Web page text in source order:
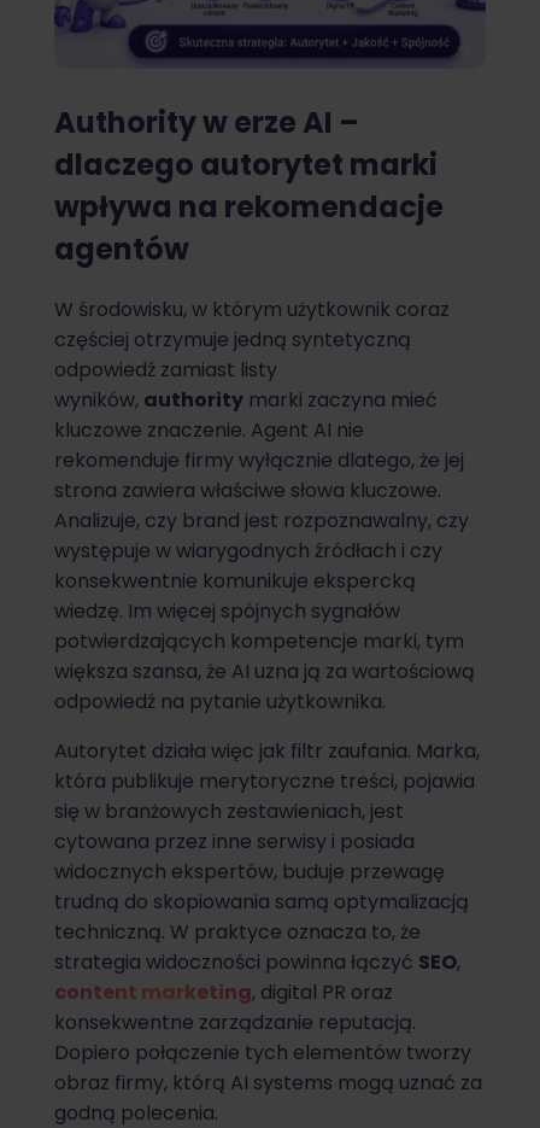
Authority w erze AI –
dlaczego autorytet marki
wpływa na rekomendacje
agentów
W środowisku, w którym użytkownik coraz
częściej otrzymuje jedną syntetyczną
odpowiedź zamiast listy
wyników, authority marki zaczyna mieć
kluczowe znaczenie. Agent AI nie
rekomenduje firmy wyłącznie dlatego, że jej
strona zawiera właściwe słowa kluczowe.
Analizuje, czy brand jest rozpoznawalny, czy
występuje w wiarygodnych źródłach i czy
konsekwentnie komunikuje ekspercką
wiedzę. Im więcej spójnych sygnałów
potwierdzających kompetencje marki, tym
większa szansa, że AI uzna ją za wartościową
odpowiedź na pytanie użytkownika.
Autorytet działa więc jak filtr zaufania. Marka,
która publikuje merytoryczne treści, pojawia
się w branżowych zestawieniach, jest
cytowana przez inne serwisy i posiada
widocznych ekspertów, buduje przewagę
trudną do skopiowania samą optymalizacją
techniczną. W praktyce oznacza to, że
strategia widoczności powinna łączyć SEO,
content marketing, digital PR oraz
konsekwentne zarządzanie reputacją.
Dopiero połączenie tych elementów tworzy
obraz firmy, którą AI systems mogą uznać za
godną polecenia.